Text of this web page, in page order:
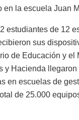
en la escuela Juan
estudiantes de 12
sus
de Educación y el
y Hacienda
en escuelas de
de 25.000